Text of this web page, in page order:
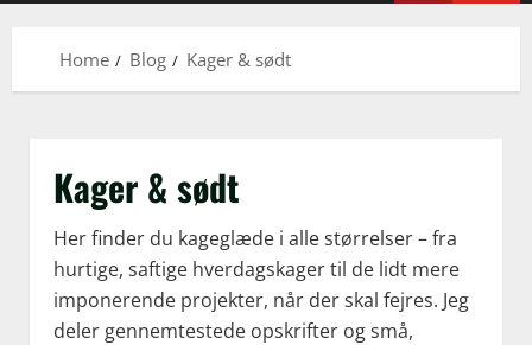
Home Blog Kager & sødt
Kager & sødt
Her finder du kageglæde i alle størrelser – fra
hurtige, saftige hverdagskager til de lidt mere
imponerende projekter, når der skal fejres. Jeg
deler gennemtestede opskrifter og små,